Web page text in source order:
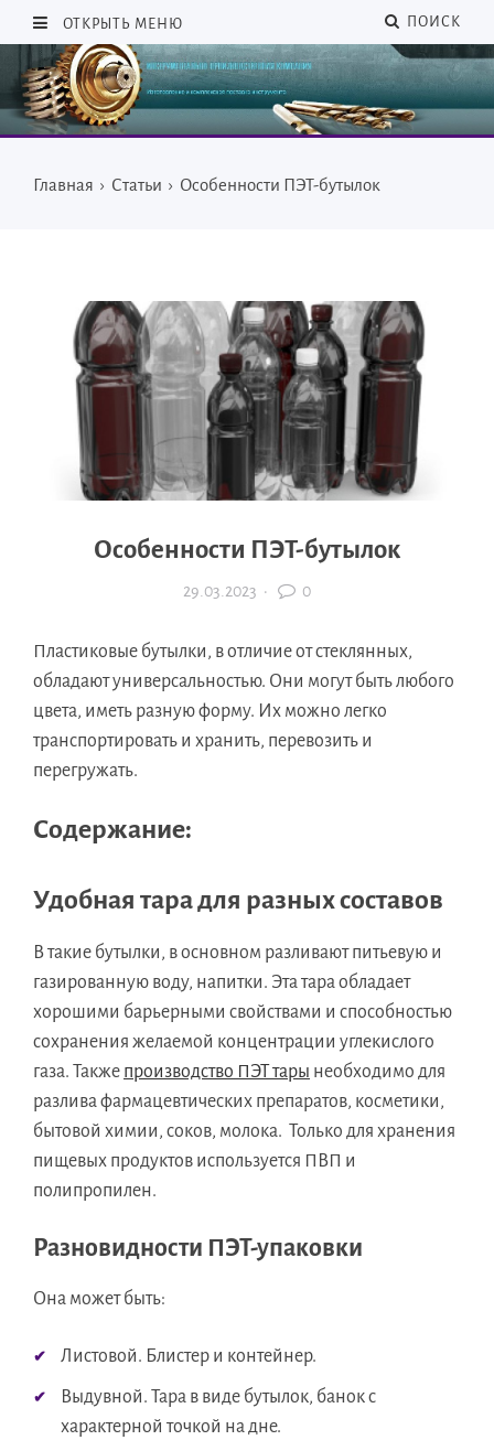
ОТКРЫТЬ МЕНЮ ПОИСК
Главная › Статьи › Особенности ПЭТ-бутылок
Особенности ПЭТ-бутылок
29.03.2023 · 0
Пластиковые бутылки, в отличие от стеклянных,
обладают универсальностью. Они могут быть любого
цвета, иметь разную форму. Их можно легко
транспортировать и хранить, перевозить и
перегружать.
Содержание:
Удобная тара для разных составов
В такие бутылки, в основном разливают питьевую и
газированную воду, напитки. Эта тара обладает
хорошими барьерными свойствами и способностью
сохранения желаемой концентрации углекислого
газа. Также производство ПЭТ тары необходимо для
разлива фармацевтических препаратов, косметики,
бытовой химии, соков, молока. Только для хранения
пищевых продуктов используется ПВП и
полипропилен.
Разновидности ПЭТ-упаковки
Она может быть:
Листовой. Блистер и контейнер.
Выдувной. Тара в виде бутылок, банок с
характерной точкой на дне.